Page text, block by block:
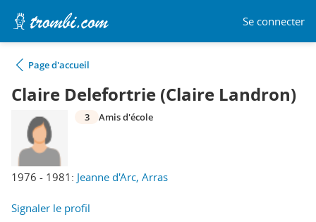
Se connecter
Page d'accueil
Claire Delefortrie (Claire Landron)
1976 - 1981: Jeanne d'Arc, Arras
3 Amis d'école
Signaler le profil